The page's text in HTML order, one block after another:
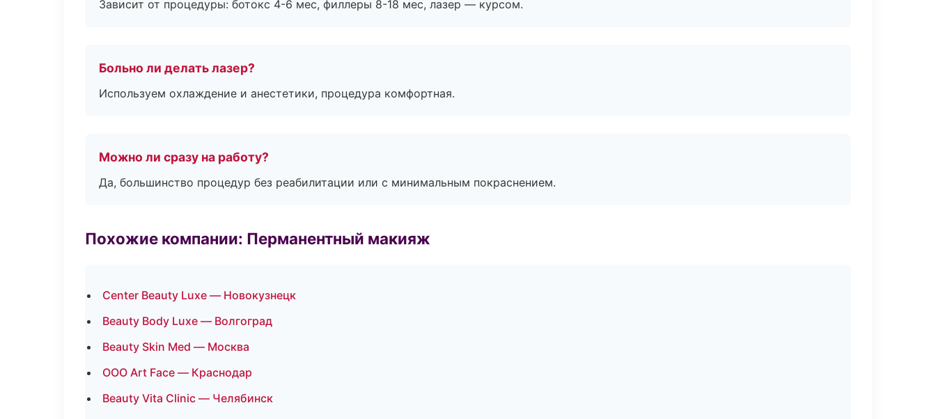
Зависит от процедуры: ботокс 4-6 мес, филлеры 8-18 мес, лазер — курсом.
Больно ли делать лазер?
Используем охлаждение и анестетики, процедура комфортная.
Можно ли сразу на работу?
Да, большинство процедур без реабилитации или с минимальным покраснением.
Похожие компании: Перманентный макияж
Center Beauty Luxe — Новокузнецк
Beauty Body Luxe — Волгоград
Beauty Skin Med — Москва
ООО Art Face — Краснодар
Beauty Vita Clinic — Челябинск